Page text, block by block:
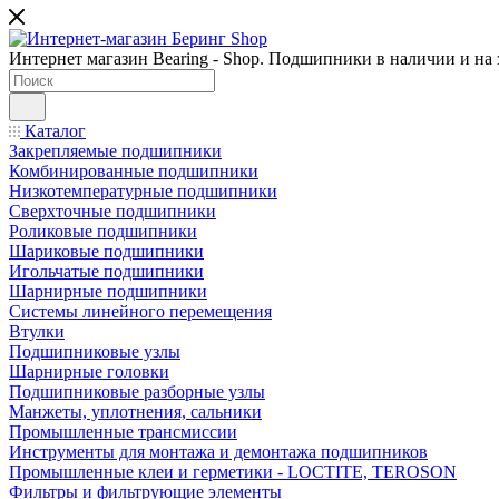
Интернет магазин Bearing - Shop. Подшипники в наличии и на
Каталог
Закрепляемые подшипники
Комбинированные подшипники
Низкотемпературные подшипники
Сверхточные подшипники
Роликовые подшипники
Шариковые подшипники
Игольчатые подшипники
Шарнирные подшипники
Системы линейного перемещения
Втулки
Подшипниковые узлы
Шарнирные головки
Подшипниковые разборные узлы
Манжеты, уплотнения, сальники
Промышленные трансмиссии
Инструменты для монтажа и демонтажа подшипников
Промышленные клеи и герметики - LOCTITE, TEROSON
Фильтры и фильтрующие элементы